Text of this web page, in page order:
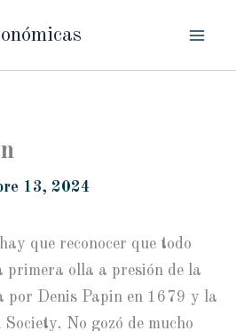
13, 2024
que reconocer que todo
primera olla a presión de la
por Denis Papin en 1679 y la
No gozó de mucho